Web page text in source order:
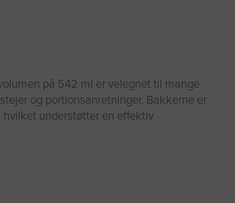
på 542 ml er velegnet til mange
og portionsanretninger. Bakkerne er
hvilket understøtter en effektiv